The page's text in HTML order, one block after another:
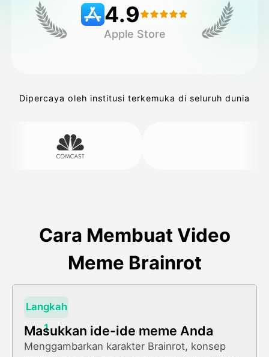
Harga 4.9
Apple Store
Dipercaya oleh institusi terkemuka di seluruh dunia
Cara Membuat Video
Meme Brainrot
Langkah
1
Masukkan ide-ide meme Anda
Menggambarkan karakter Brainrot, konsep